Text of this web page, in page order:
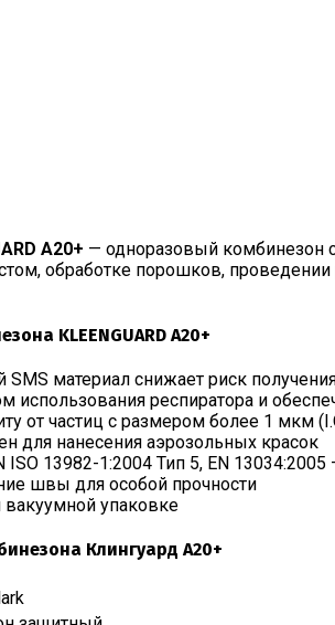
A20+ — одноразовый комбинезон
обработке порошков,
KLEENGUARD A20+
материал снижает риск
использования респиратора и
от частиц с размером более 1 мкм
для нанесения аэрозольных красок
ISO 13982-1:2004 Тип 5, EN
швы для особой прочности
вакуумной упаковке
Клингуард A20+